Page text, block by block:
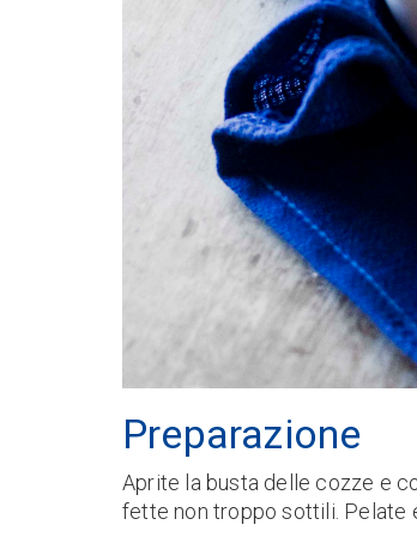
Preparazione
Aprite la busta delle cozze e
fette non troppo sottili. Pelate